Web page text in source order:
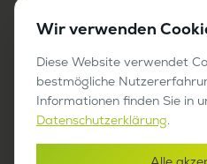
FAQ
IMPRESSUM
DATENSCHUTZ
Werben auf
Wir verwenden
Diese Website verwendet
bestmögliche
Informationen finden Sie in
Datenschutzerklärung.